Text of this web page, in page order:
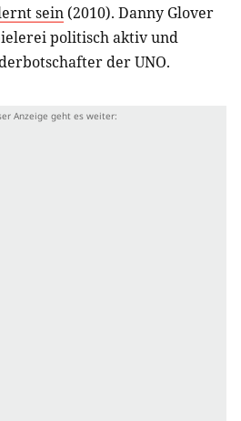
sein (2010). Danny Glover
politisch aktiv und
der UNO.